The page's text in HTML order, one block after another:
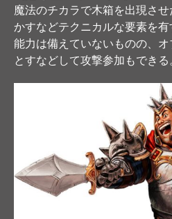
魔法のチカラで木箱を出現さ
かすなどテクニカルな要素を
能力は備えていないものの、
とすなどして攻撃参加もできる